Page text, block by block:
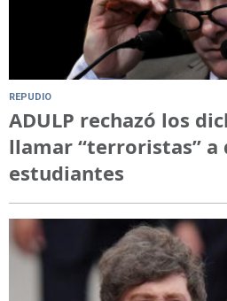
REPUDIO
ADULP rechazó los
llamar “terroristas” a
estudiantes